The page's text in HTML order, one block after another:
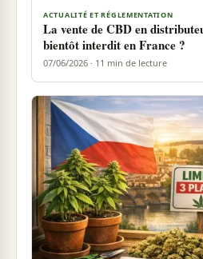
ACTUALITÉ ET RÉGLEMENTATION
La vente de CBD en
bientôt interdit en France ?
07/06/2026 · 11 min de lecture